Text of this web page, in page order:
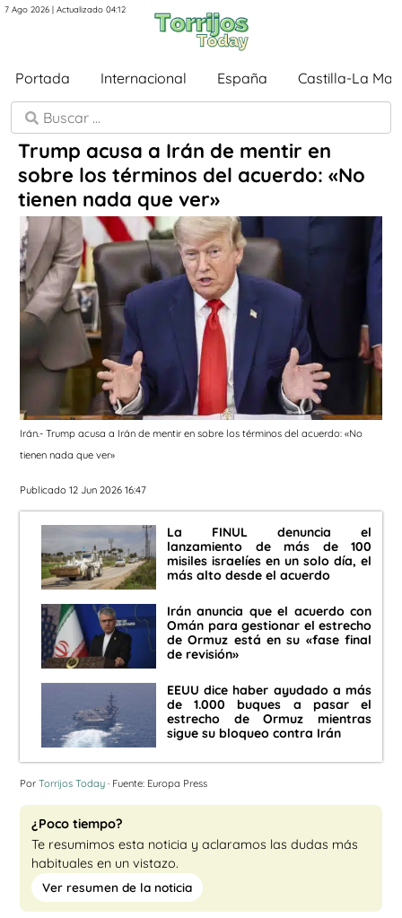
7 Ago 2026 | Actualizado 04:12
Portada Internacional España Castilla-La
Trump acusa a Irán de mentir en
sobre los términos del acuerdo: «No
tienen nada que ver»
Irán.- Trump acusa a Irán de mentir en sobre los términos del acuerdo: «No
tienen nada que ver»
Publicado 12 Jun 2026 16:47
La FINUL denuncia el
lanzamiento de más de 100
misiles israelíes en un solo día, el
más alto desde el acuerdo
Irán anuncia que el acuerdo con
Omán para gestionar el estrecho
de Ormuz está en su «fase final
de revisión»
EEUU dice haber ayudado a más
de 1.000 buques a pasar el
estrecho de Ormuz mientras
sigue su bloqueo contra Irán
Por Torrijos Today · Fuente: Europa Press
¿Poco tiempo?
Te resumimos esta noticia y aclaramos las dudas más
habituales en un vistazo.
Ver resumen de la noticia